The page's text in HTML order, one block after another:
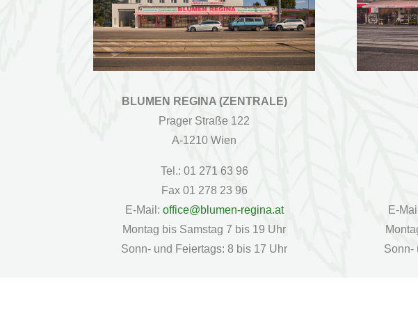
BLUMEN REGINA (ZENTRALE)
Prager Straße 122
A-1210 Wien
Tel.: 01 271 63 96
Fax 01 278 23 96
E-Mail: office@blumen-regina.at
Montag bis Samstag 7 bis 19 Uhr
Sonn- und Feiertags: 8 bis 17 Uhr
E-
Sonn-